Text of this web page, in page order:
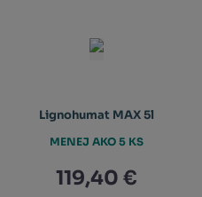
Lignohumat MAX 5l
119,40 €
MENEJ AKO 5 KS